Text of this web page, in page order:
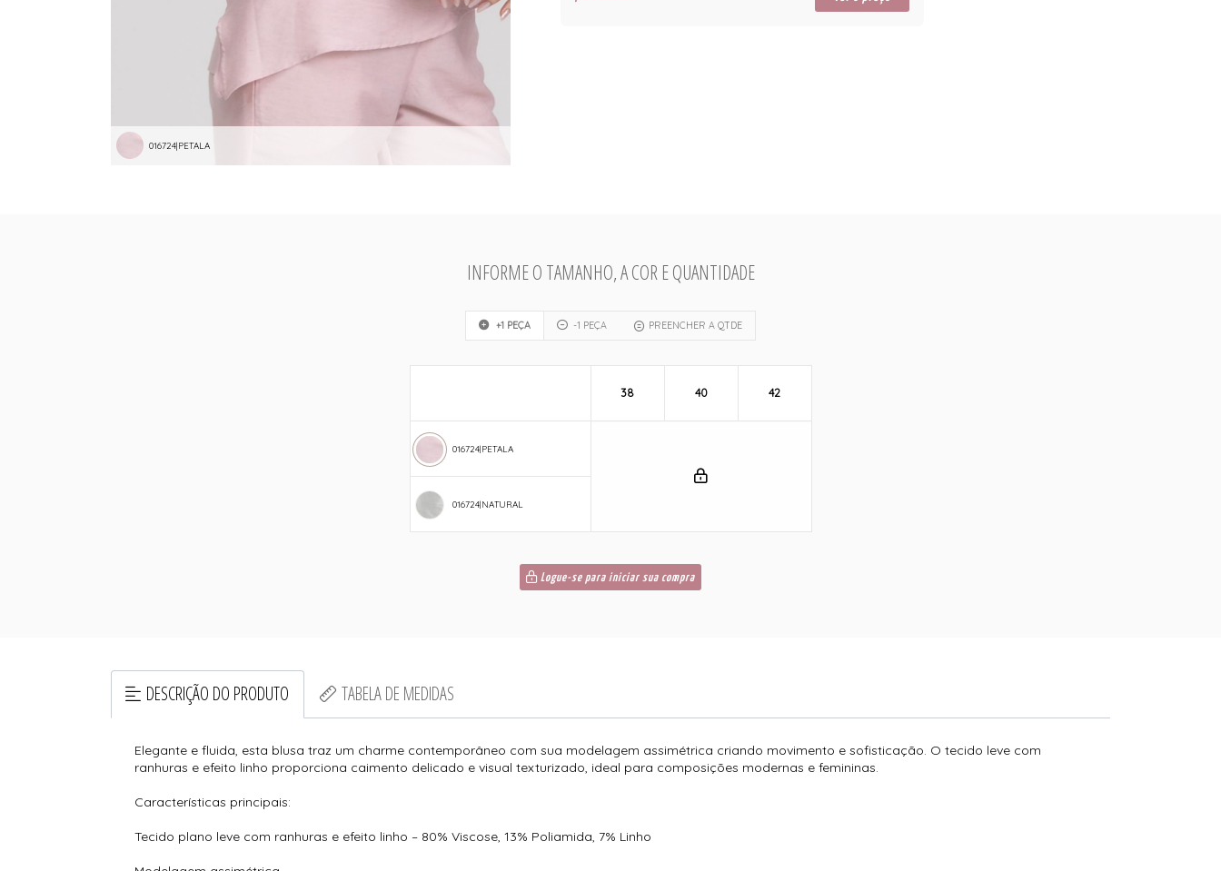
016724|PETALA
INFORME O TAMANHO, A COR E QUANTIDADE
+1 PEÇA -1 PEÇA PREENCHER A QTDE
016724|PETALA
016724|NATURAL
38 40 42
Logue-se para iniciar sua compra
DESCRIÇÃO DO PRODUTO TABELA DE MEDIDAS
Elegante e fluida, esta blusa traz um charme contemporâneo com sua modelagem assimétrica criando movimento e sofisticação. O tecido leve com
ranhuras e efeito linho proporciona caimento delicado e visual texturizado, ideal para composições modernas e femininas.
Características principais:
Tecido plano leve com ranhuras e efeito linho – 80% Viscose, 13% Poliamida, 7% Linho